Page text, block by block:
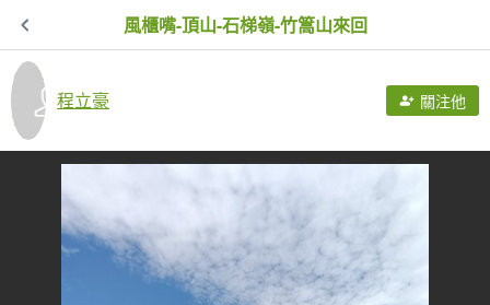
風櫃嘴-頂山-石梯嶺-竹篙山來回
程立豪 關注他